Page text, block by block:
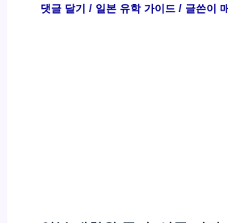
댓글 달기 / 일본 유학 가이드/ 글쓴이